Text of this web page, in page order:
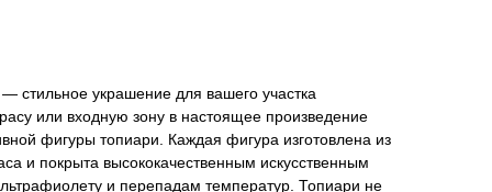
стильное украшение для вашего участка
или входную зону в настоящее произведение
фигуры топиари. Каждая фигура изготовлена из
и покрыта высококачественным искусственным
и перепадам температур. Топиари не